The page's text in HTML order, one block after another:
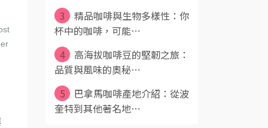
3
精品咖啡與生物多樣性：你
杯中的咖啡，可能⋯
4
高海拔咖啡豆的堅韌之旅：
品質與風味的奧秘⋯
5
巴拿馬咖啡產地介紹：從波
奎特到其他著名地⋯